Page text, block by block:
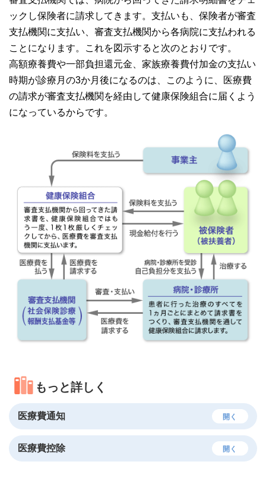
ックし保険者に請求してきます。支払いも、保険者が審査
支払機関に支払い、審査支払機関から各病院に支払われる
ことになります。これを図示すると次のとおりです。
高額療養費や一部負担還元金、家族療養費付加金の支払い
時期が診療月の3か月後になるのは、このように、医療費
の請求が審査支払機関を経由して健康保険組合に届くよう
になっているからです。
もっと詳しく
医療費通知 開く
医療費控除 開く